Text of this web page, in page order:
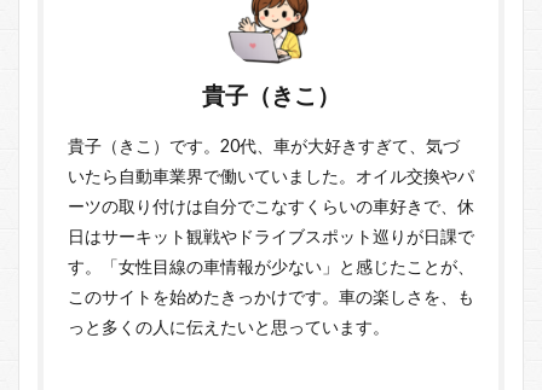
貴子（きこ）
貴子（きこ）です。20代、車が大好きすぎて、気づ
いたら自動車業界で働いていました。オイル交換やパ
ーツの取り付けは自分でこなすくらいの車好きで、休
日はサーキット観戦やドライブスポット巡りが日課で
す。「女性目線の車情報が少ない」と感じたことが、
このサイトを始めたきっかけです。車の楽しさを、も
っと多くの人に伝えたいと思っています。